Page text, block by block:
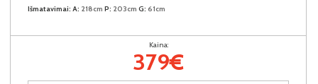
Išmatavimai: A: 218cm P: 203cm G: 61cm
Kaina:
379€